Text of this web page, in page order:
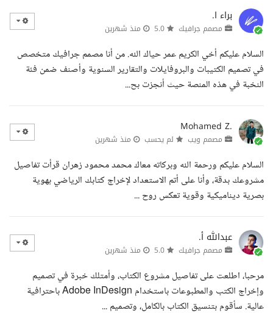
براء ا.
مصمم جرافيك منذ شهرين
السلام عليكم أخي الكريم عمر حياك الله. من أنا مصمم جرافيك متخصص
في تصميم الكتيبات والبروفايلات والتقارير السنوية وأصنف ضمن فئة
النخبة في هذه المنصة حيث أنجزت بح...
Mohamed Z.
مصمم ويب لم يحسب منذ شهرين
السلام عليكم ورحمة الله وبركاته معاك محمد محمود زهران قرأت تفاصيل
مشروعك بدقة، وأنا على أتم الاستعداد لإخراج كتابك الرياضي بهوية
بصرية ديناميكية وقوية تعكس روح ...
عبدالله أ.
مصمم جرافيك منذ شهرين
مرحبا، اطلعت على تفاصيل مشروع الكتاب، وأمتلك خبرة في تصميم
وإخراج الكتب والمطبوعات باستخدام Adobe InDesign باحترافية
عالية. سأقوم بتنسيق الكتاب بالكامل، وتصميم ...